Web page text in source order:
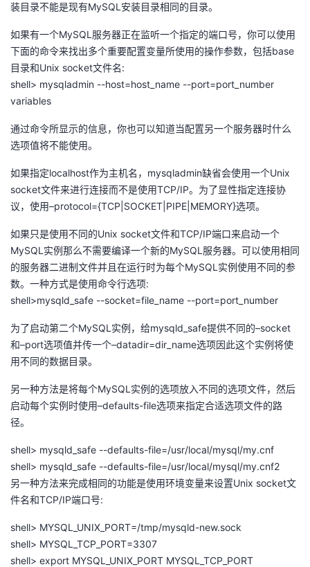
播
活
动
的
关
注
我
的
开
者
学
我
的
程
我
认
证
的
实
我
的
藏
我
的
我
支
持
的
技
支
持
我
的
声
建
装目录不能是现有MySQL安装目录相同的目录。
如果有一个MySQL服务器正在监听一个指定的端口号，你可以使用
下面的命令来找出多个重要配置变量所使用的操作参数，包括base
目录和Unix socket文件名:
shell> mysqladmin --host=host_name --port=port_number
variables
通过命令所显示的信息，你也可以知道当配置另一个服务器时什么
选项值将不能使用。
如果指定localhost作为主机名，mysqladmin缺省会使用一个Unix
socket文件来进行连接而不是使用TCP/IP。为了显性指定连接协
议，使用–protocol={TCP|SOCKET|PIPE|MEMORY}选项。
如果只是使用不同的Unix socket文件和TCP/IP端口来启动一个
MySQL实例那么不需要编译一个新的MySQL服务器。可以使用相同
的服务器二进制文件并且在运行时为每个MySQL实例使用不同的参
数。一种方式是使用命令行选项:
shell>mysqld_safe --socket=file_name --port=port_number
为了启动第二个MySQL实例，给mysqld_safe提供不同的–socket
和–port选项值并传一个–datadir=dir_name选项因此这个实例将使
用不同的数据目录。
另一种方法是将每个MySQL实例的选项放入不同的选项文件，然后
启动每个实例时使用–defaults-file选项来指定合适选项文件的路
径。
shell> mysqld_safe --defaults-file=/usr/local/mysql/my.cnf
shell> mysqld_safe --defaults-file=/usr/local/mysql/my.cnf2
另一种方法来完成相同的功能是使用环境变量来设置Unix socket文
件名和TCP/IP端口号:
shell> MYSQL_UNIX_PORT=/tmp/mysqld-new.sock
shell> MYSQL_TCP_PORT=3307
shell> export MYSQL_UNIX_PORT MYSQL_TCP_PORT